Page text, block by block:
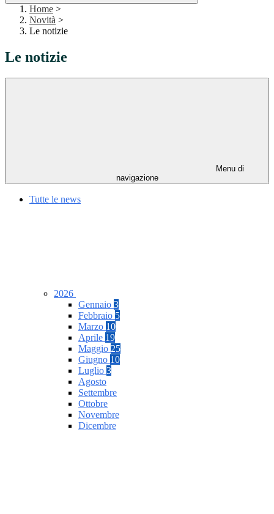
Home >
Novità >
Le notizie
Le notizie
Menu di
navigazione
Tutte le news
2026
Gennaio 3
Febbraio 5
Marzo 10
Aprile 19
Maggio 25
Giugno 10
Luglio 3
Agosto
Settembre
Ottobre
Novembre
Dicembre